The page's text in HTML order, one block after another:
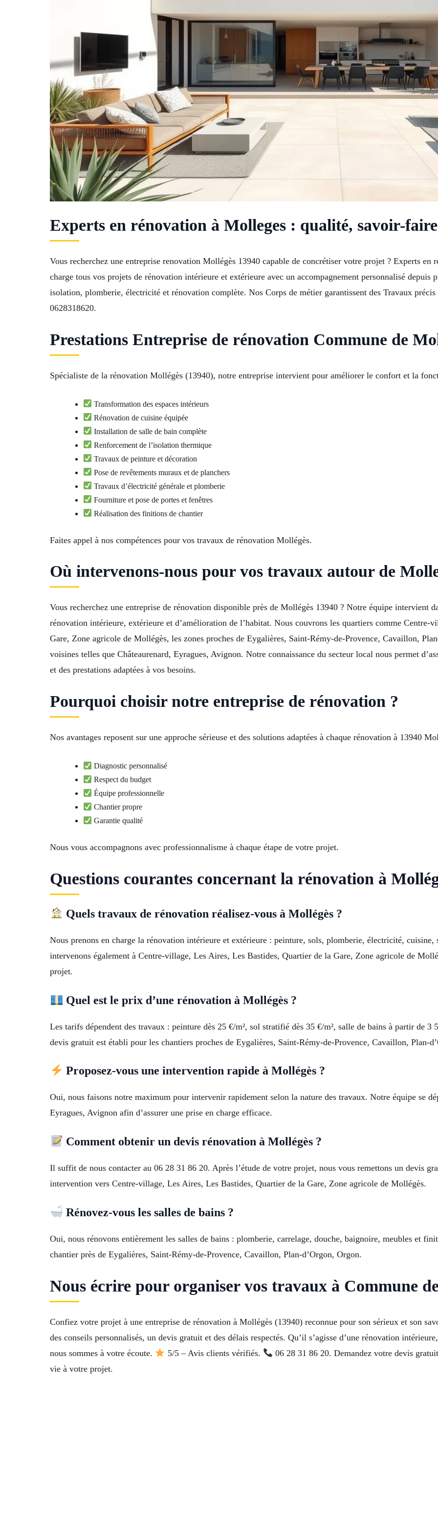
Experts en rénovation à Molleges : qualité, savoir-
Vous recherchez une entreprise renovation Mollégès 13940 capable de concrétiser votre projet ? Experts en
charge tous vos projets de rénovation intérieure et extérieure avec un accompagnement personnalisé depuis
isolation, plomberie, électricité et rénovation complète. Nos Corps de métier garantissent des Travaux
0628318620.
Prestations Entreprise de rénovation Commune de
Spécialiste de la rénovation Mollégès (13940), notre entreprise intervient pour améliorer le confort et la
Transformation des espaces intérieurs
Rénovation de cuisine équipée
Installation de salle de bain complète
Renforcement de l’isolation thermique
Travaux de peinture et décoration
Pose de revêtements muraux et de planchers
Travaux d’électricité générale et plomberie
Fourniture et pose de portes et fenêtres
Réalisation des finitions de chantier
Faites appel à nos compétences pour vos travaux de rénovation Mollégès.
Où intervenons-nous pour vos travaux autour de
Vous recherchez une entreprise de rénovation disponible près de Mollégès 13940 ? Notre équipe intervient
rénovation intérieure, extérieure et d’amélioration de l’habitat. Nous couvrons les quartiers comme Centre-
Gare, Zone agricole de Mollégès, les zones proches de Eygalières, Saint-Rémy-de-Provence, Cavaillon,
voisines telles que Châteaurenard, Eyragues, Avignon. Notre connaissance du secteur local nous permet
et des prestations adaptées à vos besoins.
Pourquoi choisir notre entreprise de rénovation ?
Nos avantages reposent sur une approche sérieuse et des solutions adaptées à chaque rénovation à 13940
Diagnostic personnalisé
Respect du budget
Équipe professionnelle
Chantier propre
Garantie qualité
Nous vous accompagnons avec professionnalisme à chaque étape de votre projet.
Questions courantes concernant la rénovation à
Quels travaux de rénovation réalisez-vous à Mollégès ?
Nous prenons en charge la rénovation intérieure et extérieure : peinture, sols, plomberie, électricité,
intervenons également à Centre-village, Les Aires, Les Bastides, Quartier de la Gare, Zone agricole de
projet.
Quel est le prix d’une rénovation à Mollégès ?
Les tarifs dépendent des travaux : peinture dès 25 €/m², sol stratifié dès 35 €/m², salle de bains à partir de 3
devis gratuit est établi pour les chantiers proches de Eygalières, Saint-Rémy-de-Provence, Cavaillon, Plan-
Proposez-vous une intervention rapide à Mollégès ?
Oui, nous faisons notre maximum pour intervenir rapidement selon la nature des travaux. Notre équipe se
Eyragues, Avignon afin d’assurer une prise en charge efficace.
Comment obtenir un devis rénovation à Mollégès ?
Il suffit de nous contacter au 06 28 31 86 20. Après l’étude de votre projet, nous vous remettons un devis
intervention vers Centre-village, Les Aires, Les Bastides, Quartier de la Gare, Zone agricole de Mollégès.
Rénovez-vous les salles de bains ?
Oui, nous rénovons entièrement les salles de bains : plomberie, carrelage, douche, baignoire, meubles et
chantier près de Eygalières, Saint-Rémy-de-Provence, Cavaillon, Plan-d’Orgon, Orgon.
Nous écrire pour organiser vos travaux à Commune
Confiez votre projet à une entreprise de rénovation à Mollégès (13940) reconnue pour son sérieux et son
des conseils personnalisés, un devis gratuit et des délais respectés. Qu’il s’agisse d’une rénovation
nous sommes à votre écoute.
5/5 – Avis clients vérifiés.
06 28 31 86 20. Demandez votre devis
vie à votre projet.